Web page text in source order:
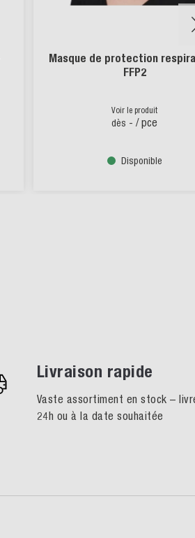
Masque de protection
FFP2
Voir le produit
dès - / pce
Disponible
Livraison rapide
Vaste assortiment en stock –
24h ou à la date souhaitée